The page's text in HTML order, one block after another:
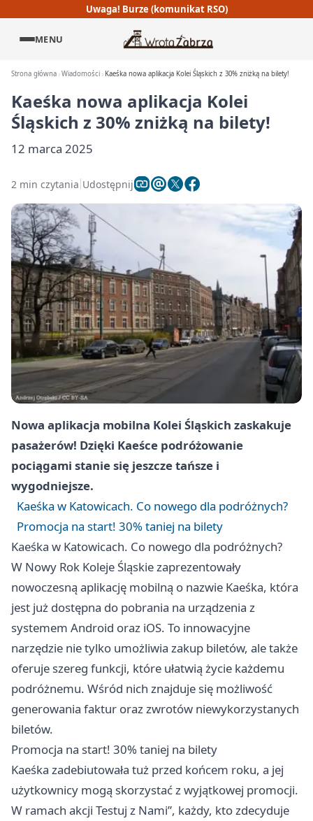
Uwaga! Burze (komunikat RSO)
MENU
Strona główna Wiadomości Kaeśka nowa aplikacja Kolei Śląskich z 30% zniżką na bilety!
Kaeśka nowa aplikacja Kolei
Śląskich z 30% zniżką na bilety!
12 marca 2025
2 min czytania Udostępnij
Nowa aplikacja mobilna Kolei Śląskich zaskakuje
pasażerów! Dzięki Kaeśce podróżowanie
pociągami stanie się jeszcze tańsze i
wygodniejsze.
Kaeśka w Katowicach. Co nowego dla podróżnych?
Promocja na start! 30% taniej na bilety
Kaeśka w Katowicach. Co nowego dla podróżnych?
W Nowy Rok Koleje Śląskie zaprezentowały
nowoczesną aplikację mobilną o nazwie Kaeśka, która
jest już dostępna do pobrania na urządzenia z
systemem Android oraz iOS. To innowacyjne
narzędzie nie tylko umożliwia zakup biletów, ale także
oferuje szereg funkcji, które ułatwią życie każdemu
podróżnemu. Wśród nich znajduje się możliwość
generowania faktur oraz zwrotów niewykorzystanych
biletów.
Promocja na start! 30% taniej na bilety
Kaeśka zadebiutowała tuż przed końcem roku, a jej
użytkownicy mogą skorzystać z wyjątkowej promocji.
W ramach akcji Testuj z Nami”, każdy, kto zdecyduje